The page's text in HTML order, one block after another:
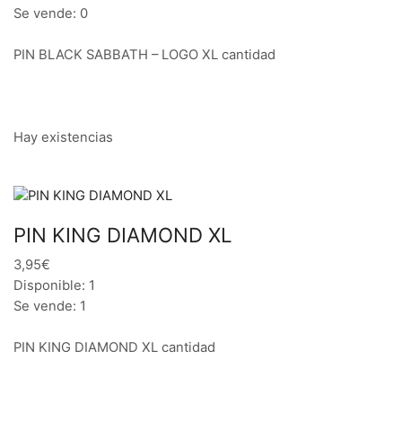
Se vende: 0
PIN BLACK SABBATH – LOGO XL cantidad
Hay existencias
PIN KING DIAMOND XL
3,95€
Disponible: 1
Se vende: 1
PIN KING DIAMOND XL cantidad